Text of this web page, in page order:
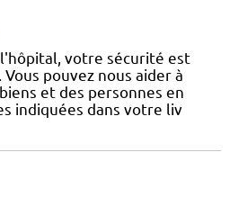
votre sécurité est
pouvez nous aider à
et des personnes en
indiquées dans votre liv